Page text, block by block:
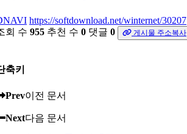
https://softdownload.net/winternet/30207
회 수 955 추천 수 0 댓글 0 게시물 주소복사
축키
Prev이전 문서
Next다음 문서